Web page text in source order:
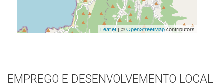
Leaflet| ©OpenStreetMapcontributors
EMPREGO E DESENVOLVEMENTO LOCAL